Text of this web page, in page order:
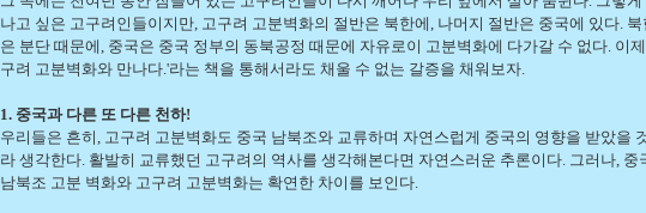
나고 싶은 고구려인들이지만, 고구려 고분벽화의 절반은 북한에, 나머지 절반은 중국에 있다. 북
은 분단 때문에, 중국은 중국 정부의 동북공정 때문에 자유로이 고분벽화에 다가갈 수 없다. 이제
구려 고분벽화와 만나다.'라는 책을 통해서라도 채울 수 없는 갈증을 채워보자.
1. 중국과 다른 또 다른 천하!
우리들은 흔히, 고구려 고분벽화도 중국 남북조와 교류하며 자연스럽게 중국의 영향을 받았을
라 생각한다. 활발히 교류했던 고구려의 역사를 생각해본다면 자연스러운 추론이다. 그러나, 중
남북조 고분 벽화와 고구려 고분벽화는 확연한 차이를 보인다.